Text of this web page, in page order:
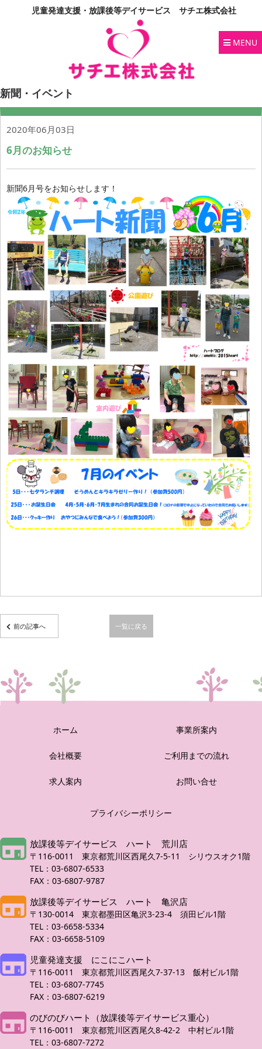
児童発達支援・放課後等デイサービス サチエ株式会社
MENU
新聞・イベント
2020年06月03日
6月のお知らせ
新聞6月号をお知らせします！
前の記事へ 一覧に戻る
ホーム 事業所案内
会社概要 ご利用までの流れ
求人案内 お問い合せ
プライバシーポリシー
放課後等デイサービス ハート 荒川店
〒116-0011 東京都荒川区西尾久7-5-11 シリウスオク1階
TEL：03-6807-6533
FAX：03-6807-9787
放課後等デイサービス ハート 亀沢店
〒130-0014 東京都墨田区亀沢3-23-4 須田ビル1階
TEL：03-6658-5334
FAX：03-6658-5109
児童発達支援 にこにこハート
〒116-0011 東京都荒川区西尾久7-37-13 飯村ビル1階
TEL：03-6807-7745
FAX：03-6807-6219
のびのびハート（放課後等デイサービス重心）
〒116-0011 東京都荒川区西尾久8-42-2 中村ビル1階
TEL：03-6807-7272